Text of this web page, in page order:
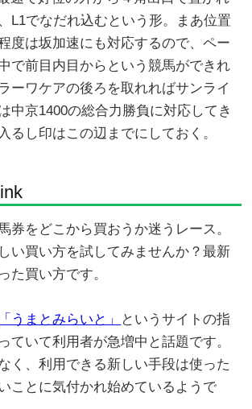
L1でなだれ込むという形。まあ位置
度は坂加速にも対応するので、ペー
で前目内目からという競馬ができれ
ーワケアの後ろを取れればサンライ
中京1400の総合力勝負に対応してき
るし印はこの辺までにしておく。
券をどこから買おうか迷うレース。
い買い方を試してみませんか？最新
た買い方です。
「うまとみらいと」
というサイトの指
ていて利用者が急増中と話題です。
く、利用できる新しい手段は使った
ことに気付かれ始めているようで